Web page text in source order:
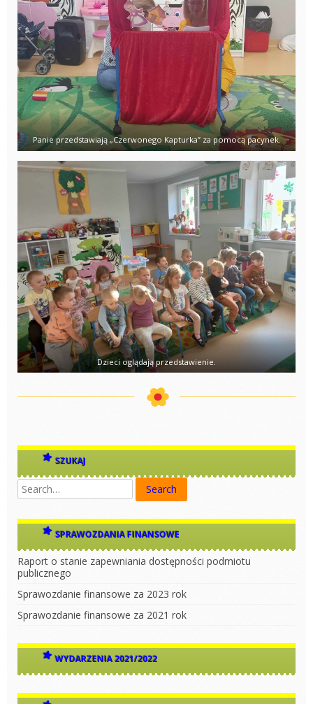
Panie przedstawiają „Czerwonego Kapturka” za pomocą pacynek.
Dzieci oglądają przedstawienie.
SZUKAJ
SPRAWOZDANIA FINANSOWE
Raport o stanie zapewniania dostępności podmiotu
publicznego
Sprawozdanie finansowe za 2023 rok
Sprawozdanie finansowe za 2021 rok
WYDARZENIA 2021/2022